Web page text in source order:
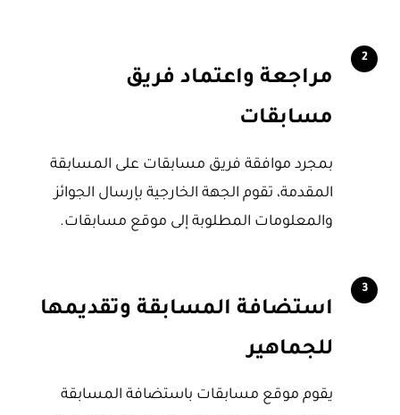
2
مراجعة واعتماد فريق
مسابقات
بمجرد موافقة فريق مسابقات على المسابقة
المقدمة، تقوم الجهة الخارجية بإرسال الجوائز
والمعلومات المطلوبة إلى موقع مسابقات.
3
استضافة المسابقة وتقديمها
للجماهير
يقوم موقع مسابقات باستضافة المسابقة